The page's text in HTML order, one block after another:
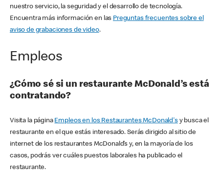
nuestro servicio, la seguridad y el desarrollo de tecnología.
Encuentra más información en las Preguntas frecuentes sobre el
aviso de grabaciones de video.
Empleos
¿Cómo sé si un restaurante McDonald’s está
contratando?
Visita la página Empleos en los Restaurantes McDonald'sy busca el
restaurante en el que estás interesado. Serás dirigido al sitio de
internet de los restaurantes McDonald’s y, en la mayoría de los
casos, podrás ver cuáles puestos laborales ha publicado el
restaurante.